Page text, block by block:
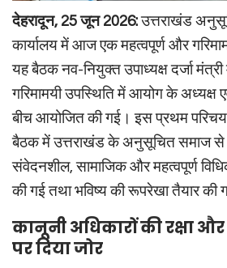
देहरादून, 25 जून 2026:उत्तराखंड
कार्यालय में आज एक महत्वपूर्ण और
यह बैठक नव-नियुक्त उपाध्यक्ष दर्जा
गरिमामयी उपस्थिति में आयोग के अध्यक्ष
बीच आयोजित की गई। इस प्रथम
बैठक में उत्तराखंड के अनुसूचित समाज से
संवेदनशील, सामाजिक और महत्वपूर्ण
की गई तथा भविष्य की रूपरेखा तैयार की
कानूनी अधिकारों की रक्षा
पर दिया जोर